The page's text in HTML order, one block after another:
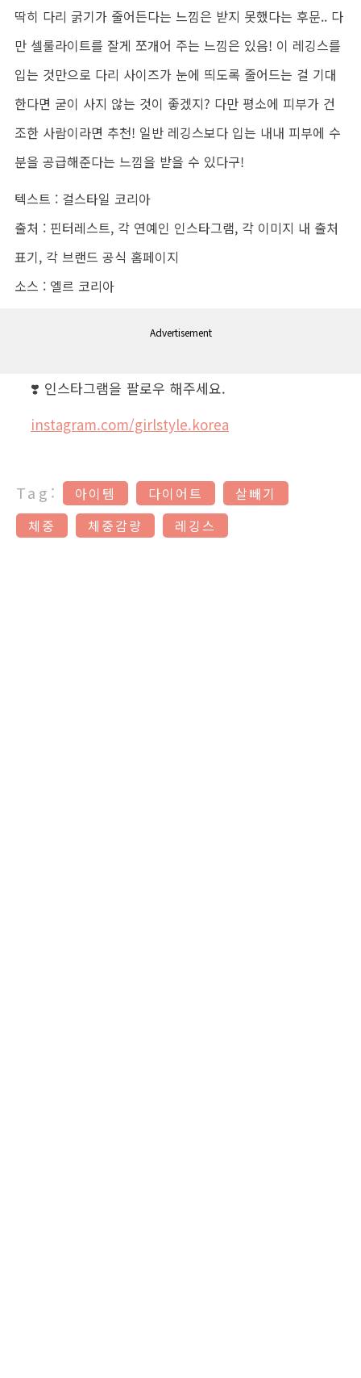
딱히 다리 굵기가 줄어든다는 느낌은 받지 못했다는 후문.. 다
만 셀룰라이트를 잘게 쪼개어 주는 느낌은 있음! 이 레깅스를
입는 것만으로 다리 사이즈가 눈에 띄도록 줄어드는 걸 기대
한다면 굳이 사지 않는 것이 좋겠지? 다만 평소에 피부가 건
조한 사람이라면 추천! 일반 레깅스보다 입는 내내 피부에 수
분을 공급해준다는 느낌을 받을 수 있다구!
텍스트 : 걸스타일 코리아
출처 : 핀터레스트, 각 연예인 인스타그램, 각 이미지 내 출처
표기, 각 브랜드 공식 홈페이지
소스 : 엘르 코리아
Advertisement
❣️ 인스타그램을 팔로우 해주세요.
instagram.com/girlstyle.korea
Tag: 아이템 다이어트
살빼기
체중
체중감량 레깅스